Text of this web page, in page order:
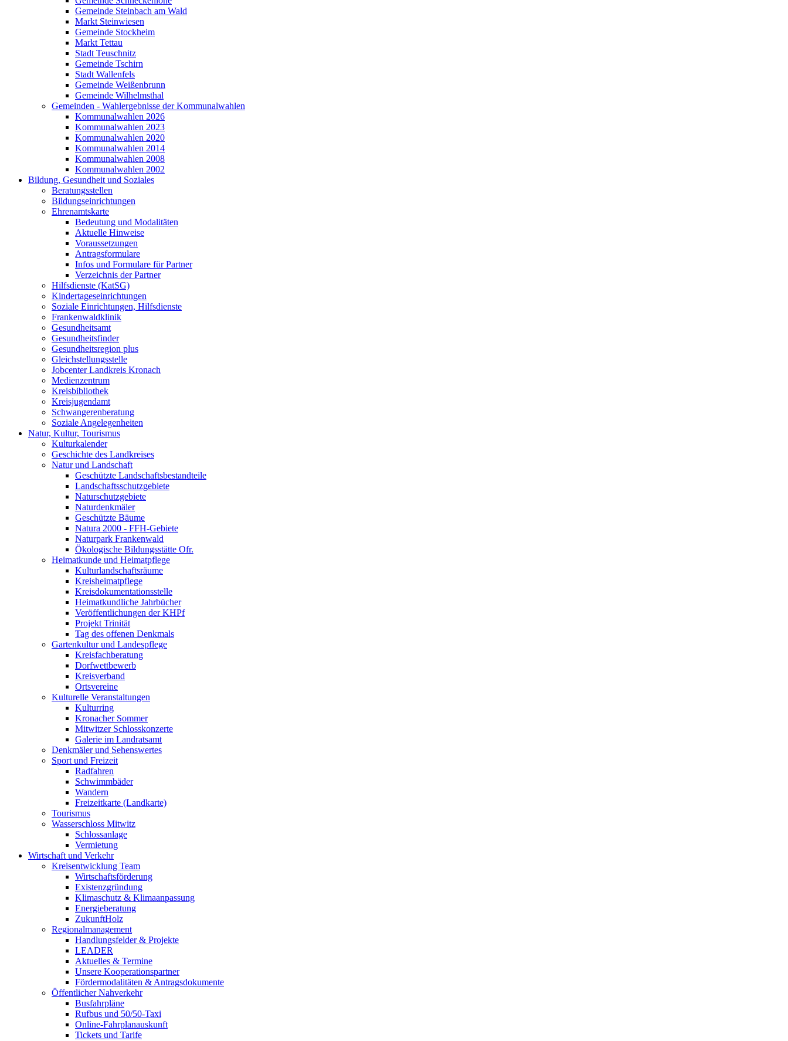
Gemeinde Steinbach am Wald
Markt Steinwiesen
Gemeinde Stockheim
Markt Tettau
Stadt Teuschnitz
Gemeinde Tschirn
Stadt Wallenfels
Gemeinde Weißenbrunn
Gemeinde Wilhelmsthal
Gemeinden - Wahlergebnisse der Kommunalwahlen
Kommunalwahlen 2026
Kommunalwahlen 2023
Kommunalwahlen 2020
Kommunalwahlen 2014
Kommunalwahlen 2008
Kommunalwahlen 2002
Bildung, Gesundheit und Soziales
Beratungsstellen
Bildungseinrichtungen
Ehrenamtskarte
Bedeutung und Modalitäten
Aktuelle Hinweise
Voraussetzungen
Antragsformulare
Infos und Formulare für Partner
Verzeichnis der Partner
Hilfsdienste (KatSG)
Kindertageseinrichtungen
Soziale Einrichtungen, Hilfsdienste
Frankenwaldklinik
Gesundheitsamt
Gesundheitsfinder
Gesundheitsregion plus
Gleichstellungsstelle
Jobcenter Landkreis Kronach
Medienzentrum
Kreisbibliothek
Kreisjugendamt
Schwangerenberatung
Soziale Angelegenheiten
Natur, Kultur, Tourismus
Kulturkalender
Geschichte des Landkreises
Natur und Landschaft
Geschützte Landschaftsbestandteile
Landschaftsschutzgebiete
Naturschutzgebiete
Naturdenkmäler
Geschützte Bäume
Natura 2000 - FFH-Gebiete
Naturpark Frankenwald
Ökologische Bildungsstätte Ofr.
Heimatkunde und Heimatpflege
Kulturlandschaftsräume
Kreisheimatpflege
Kreisdokumentationsstelle
Heimatkundliche Jahrbücher
Veröffentlichungen der KHPf
Projekt Trinität
Tag des offenen Denkmals
Gartenkultur und Landespflege
Kreisfachberatung
Dorfwettbewerb
Kreisverband
Ortsvereine
Kulturelle Veranstaltungen
Kulturring
Kronacher Sommer
Mitwitzer Schlosskonzerte
Galerie im Landratsamt
Denkmäler und Sehenswertes
Sport und Freizeit
Radfahren
Schwimmbäder
Wandern
Freizeitkarte (Landkarte)
Tourismus
Wasserschloss Mitwitz
Schlossanlage
Vermietung
Wirtschaft und Verkehr
Kreisentwicklung Team
Wirtschaftsförderung
Existenzgründung
Klimaschutz & Klimaanpassung
Energieberatung
ZukunftHolz
Regionalmanagement
Handlungsfelder & Projekte
LEADER
Aktuelles & Termine
Unsere Kooperationspartner
Fördermodalitäten & Antragsdokumente
Öffentlicher Nahverkehr
Busfahrpläne
Rufbus und 50/50-Taxi
Online-Fahrplanauskunft
Tickets und Tarife